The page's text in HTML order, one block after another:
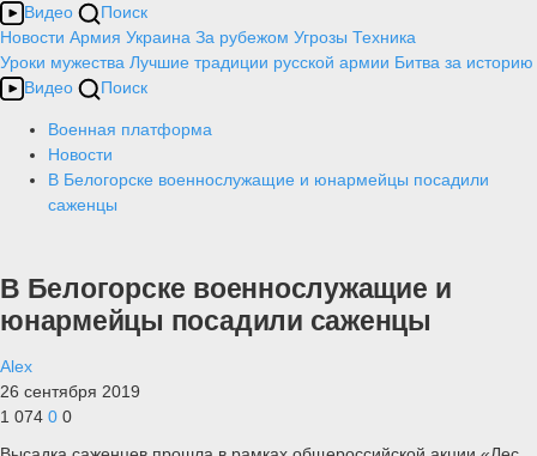
Видео
Поиск
Новости Армия Украина За рубежом Угрозы Техника
Уроки мужества Лучшие традиции русской армии Битва за историю
Видео
Поиск
Военная платформа
Новости
В Белогорске военнослужащие и юнармейцы посадили
саженцы
В Белогорске военнослужащие и
юнармейцы посадили саженцы
Alex
26 сентября 2019
1 074 0 0